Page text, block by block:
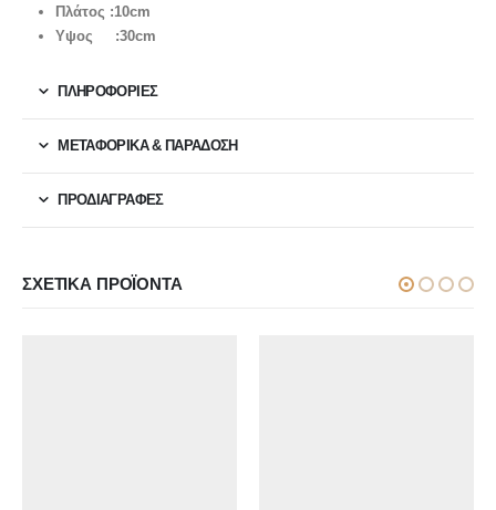
Πλάτος :10cm
Υψος :30cm
ΠΛΗΡΟΦΟΡΙΕΣ
ΜΕΤΑΦΟΡΙΚΆ & ΠΑΡΆΔΟΣΗ
ΠΡΟΔΙΑΓΡΑΦΕΣ
ΣΧΕΤΙΚΆ ΠΡΟΪΌΝΤΑ